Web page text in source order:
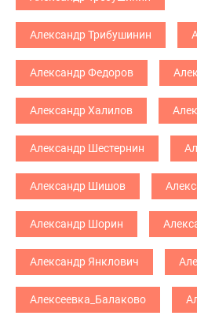
Александр Трибушинин
Александр Федоров
Александр Халилов
Александр Шестернин
Александр Шишов
Александр Шорин
Александр Янклович
Алексеевка_Балаково